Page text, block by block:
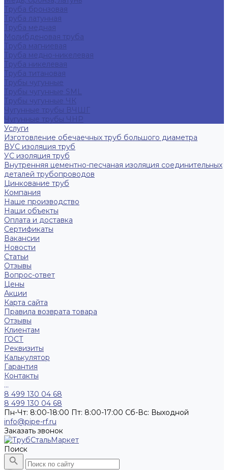
Труба бронзовая
Труба латунная
Труба медная
Молибденовая труба
Труба магниевая
Труба медно-никелевая
Труба никелевая
Труба титановая
Трубы чугунные
Трубы чугунные SML
Трубы чугунные ЧК
Чугунные трубы ВЧШГ
Чугунные трубы ЧНР
Услуги
Изготовление обечаечных труб большого диаметра
ВУС изоляция труб
УС изоляция труб
Внутренняя цементно-песчаная изоляция соединительных
деталей трубопроводов
Цинкование труб
Компания
Наше производство
Наши объекты
Оплата и доставка
Сертификаты
Вакансии
Новости
Статьи
Отзывы
Вопрос-ответ
Цены
Акции
Карта сайта
Правила возврата товара
Отзывы
Клиентам
ГОСТ
Реквизиты
Калькулятор
Гарантия
Контакты
...
8 499 130 04 68
8 499 130 04 68
Пн-Чт: 8:00-18:00 Пт: 8:00-17:00 Сб-Вс: Выходной
info@pipe-rf.ru
Заказать звонок
Поиск